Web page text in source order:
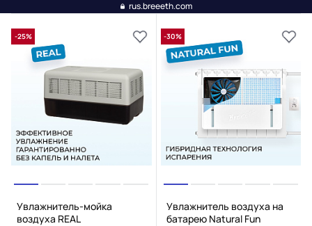
rus.breeeth.com
-25%
Увлажнитель-мойка
воздуха REAL
-30%
Увлажнитель воздуха на
батарею Natural Fun